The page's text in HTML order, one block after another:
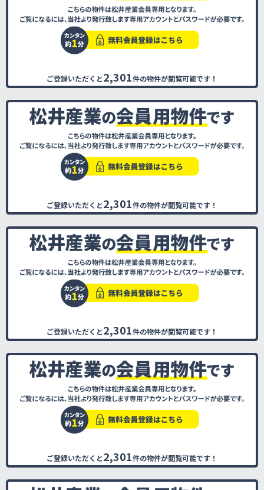
ご登録いただくと2,301件の物件が閲覧可能です！
ご登録いただくと2,301件の物件が閲覧可能です！
ご登録いただくと2,301件の物件が閲覧可能です！
ご登録いただくと2,301件の物件が閲覧可能です！